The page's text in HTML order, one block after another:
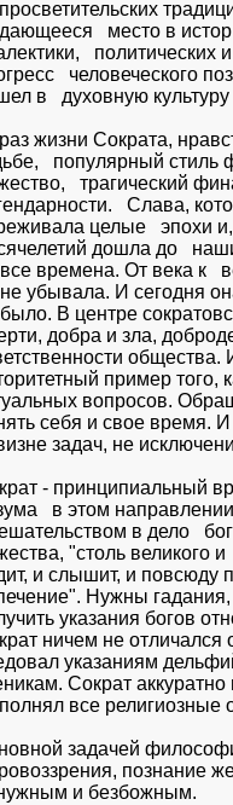
просветительских
место в
человеческого
в   духовную
жизни Сократа,
популярный
трагический
Слава,
целые   эпохи
дошла до
времена. От века к
убывала. И сегодня
В центре
добра и зла,
общества.
пример того,
вопросов.
себя и свое время.
задач, не
- принципиальный
в этом
в дело
"столь великого и
и слышит, и повсюду
Нужны
указания богов
ничем не
указаниям
Сократ
все религиозные
задачей
познание
и безбожным.